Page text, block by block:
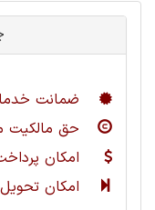
ضمانت
حق مالکیت
امکان
امکان